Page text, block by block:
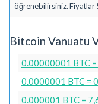
öğrenebilirsiniz. Fiyatlar
Bitcoin Vanuatu
0.00000001 BTC
0.0000001 BTC =
0.000001 BTC =